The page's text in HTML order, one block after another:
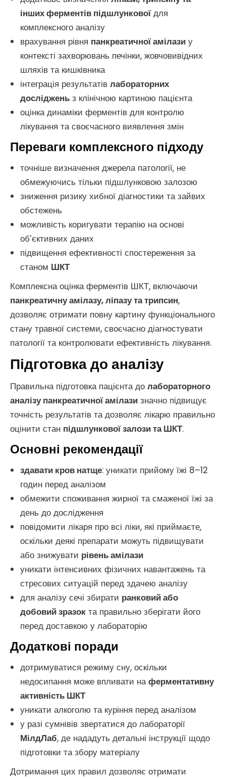
інших ферментів підшлункової для
комплексного аналізу
врахування рівня панкреатичної амілази у
контексті захворювань печінки, жовчовивідних
шляхів та кишківника
інтеграція результатів лабораторних
досліджень з клінічною картиною пацієнта
оцінка динаміки ферментів для контролю
лікування та своєчасного виявлення змін
Переваги комплексного підходу
точніше визначення джерела патології, не
обмежуючись тільки підшлунковою залозою
зниження ризику хибної діагностики та зайвих
обстежень
можливість коригувати терапію на основі
об’єктивних даних
підвищення ефективності спостереження за
станом ШКТ
Комплексна оцінка ферментів ШКТ, включаючи
панкреатичну амілазу, ліпазу та трипсин,
дозволяє отримати повну картину функціонального
стану травної системи, своєчасно діагностувати
патології та контролювати ефективність лікування.
Підготовка до аналізу
Правильна підготовка пацієнта до лабораторного
аналізу панкреатичної амілази значно підвищує
точність результатів та дозволяє лікарю правильно
оцінити стан підшлункової залози та ШКТ.
Основні рекомендації
здавати кров натще: уникати прийому їжі 8–12
годин перед аналізом
обмежити споживання жирної та смаженої їжі за
день до дослідження
повідомити лікаря про всі ліки, які приймаєте,
оскільки деякі препарати можуть підвищувати
або знижувати рівень амілази
уникати інтенсивних фізичних навантажень та
стресових ситуацій перед здачею аналізу
для аналізу сечі збирати ранковий або
добовий зразок та правильно зберігати його
перед доставкою у лабораторію
Додаткові поради
дотримуватися режиму сну, оскільки
недосипання може впливати наферментативну
активність ШКТ
уникати алкоголю та куріння перед аналізом
у разі сумнівів звертатися до лабораторії
МілдЛаб, де нададуть детальні інструкції щодо
підготовки та збору матеріалу
Дотримання цих правил дозволяє отримати